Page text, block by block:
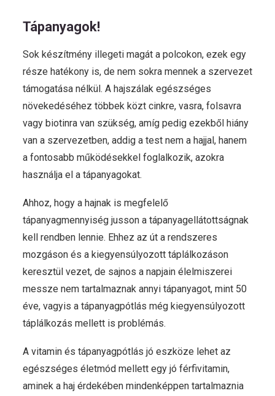
Tápanyagok!
Sok készítmény illegeti magát a polcokon, ezek egy
része hatékony is, de nem sokra mennek a szervezet
támogatása nélkül. A hajszálak egészséges
növekedéséhez többek közt cinkre, vasra, folsavra
vagy biotinra van szükség, amíg pedig ezekből hiány
van a szervezetben, addig a test nem a hajjal, hanem
a fontosabb működésekkel foglalkozik, azokra
használja el a tápanyagokat.
Ahhoz, hogy a hajnak is megfelelő
tápanyagmennyiség jusson a tápanyagellátottságnak
kell rendben lennie. Ehhez az út a rendszeres
mozgáson és a kiegyensúlyozott táplálkozáson
keresztül vezet, de sajnos a napjain élelmiszerei
messze nem tartalmaznak annyi tápanyagot, mint 50
éve, vagyis a tápanyagpótlás még kiegyensúlyozott
táplálkozás mellett is problémás.
A vitamin és tápanyagpótlás jó eszköze lehet az
egészséges életmód mellett egy jó férfivitamin,
aminek a haj érdekében mindenképpen tartalmaznia